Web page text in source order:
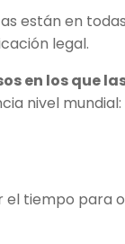
están en
legal.
en los que
nivel mundial:
el tiempo para